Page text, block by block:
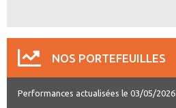
NOS PORTEFEUILLES
Performances actualisées le 03/05/2026